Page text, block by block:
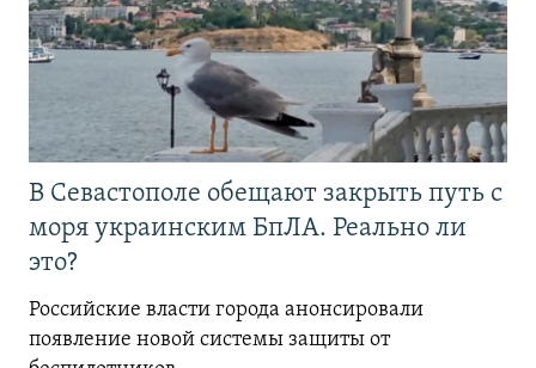
В Севастополе обещают закрыть путь с
моря украинским БпЛА. Реально ли
это?
Российские власти города анонсировали
появление новой системы защиты от